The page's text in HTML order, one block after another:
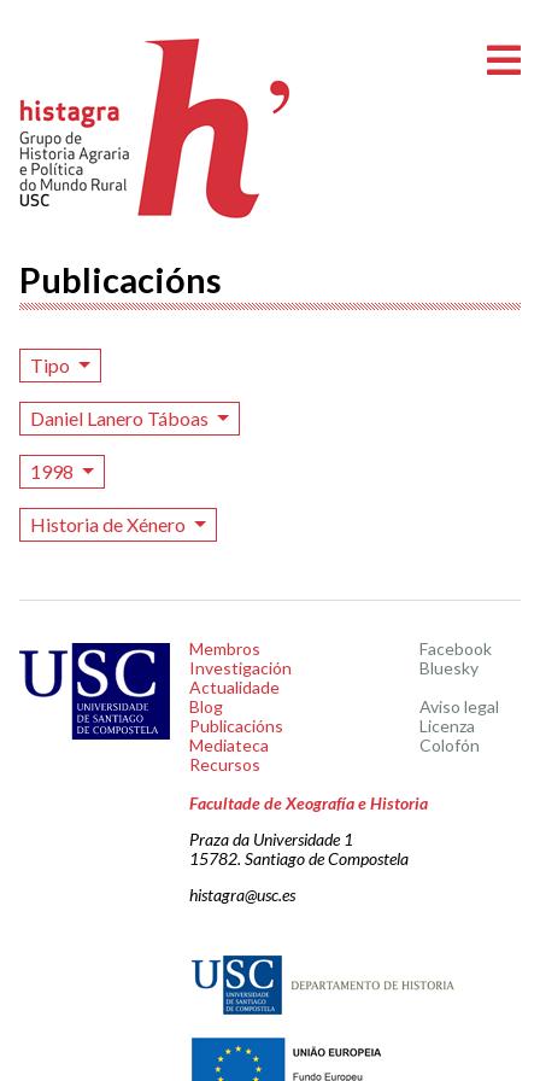
Publicacións
Tipo
Daniel Lanero Táboas
1998
Historia de Xénero
Membros
Investigación
Actualidade
Blog
Publicacións
Mediateca
Recursos
Facebook
Bluesky
Aviso legal
Licenza
Colofón
Facultade de Xeografía e Historia
Praza da Universidade 1
15782. Santiago de Compostela
histagra@usc.es